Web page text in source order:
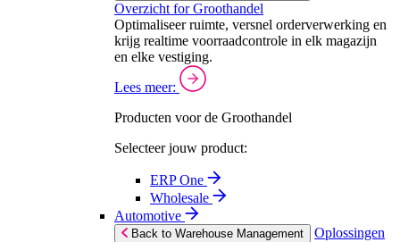
Overzicht for Groothandel
Optimaliseer ruimte, versnel orderverwerking en
krijg realtime voorraadcontrole in elk magazijn
en elke vestiging.
Lees meer:
Producten voor de Groothandel
Selecteer jouw product:
ERP One
Wholesale
Automotive
Back to Warehouse Management
Oplossingen